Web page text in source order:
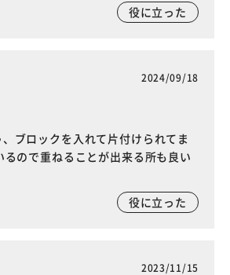
役に立った
2024/09/18
ブロックを入れて片付けられてま
ので重ねることが出来る所も良い
役に立った
2023/11/15